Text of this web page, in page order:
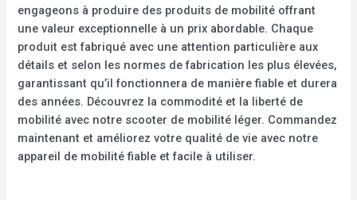
engageons à produire des produits de mobilité offrant
une valeur exceptionnelle à un prix abordable. Chaque
produit est fabriqué avec une attention particulière aux
détails et selon les normes de fabrication les plus élevées,
garantissant qu’il fonctionnera de manière fiable et durera
des années. Découvrez la commodité et la liberté de
mobilité avec notre scooter de mobilité léger. Commandez
maintenant et améliorez votre qualité de vie avec notre
appareil de mobilité fiable et facile à utiliser.